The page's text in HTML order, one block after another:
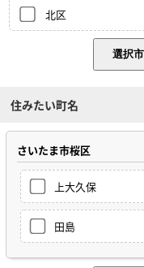
北区
住みたい町名
さいたま市桜区
上大久保
田島